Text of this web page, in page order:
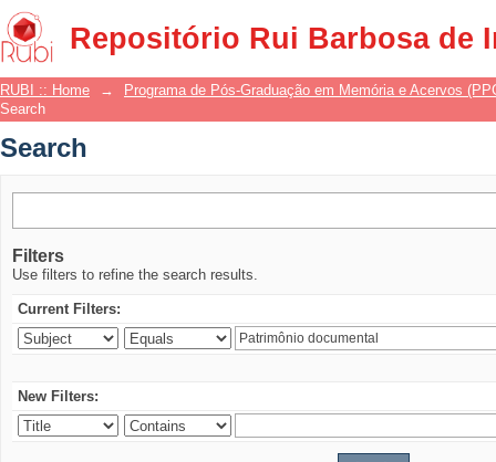
Repositório Rui Barbosa de
Search
RUBI :: Home →
Programa de Pós-Graduação em Memória e Acervos
Search
Search
Filters
Use filters to refine the search results.
Current Filters:
New Filters: